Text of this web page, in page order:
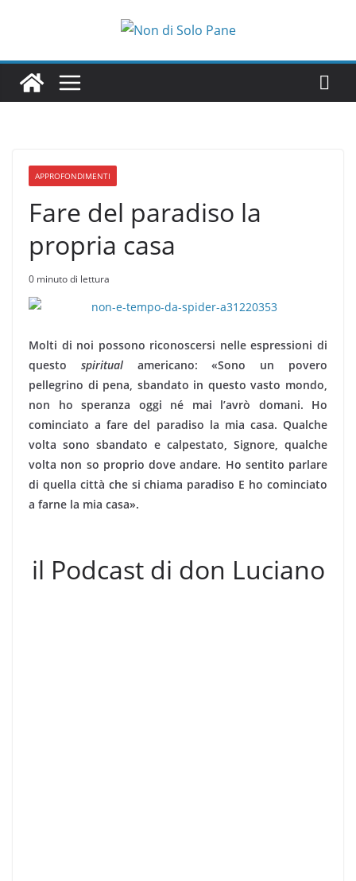
APPROFONDIMENTI
Fare del paradiso la
propria casa
0 minuto di lettura
Molti di noi possono riconoscersi nelle espressioni di
questo spiritual americano: «Sono un povero
pellegrino di pena, sbandato in questo vasto mondo,
non ho speranza oggi né mai l’avrò domani. Ho
cominciato a fare del paradiso la mia casa. Qualche
volta sono sbandato e calpestato, Signore, qualche
volta non so proprio dove andare. Ho sentito parlare
di quella città che si chiama paradiso E ho cominciato
a farne la mia casa».
il Podcast di don Luciano